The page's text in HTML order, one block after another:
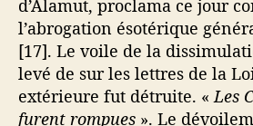
d’Alamut, proclama ce jour
l’abrogation ésotérique
[17]. Le voile de la
levé de sur les lettres de la
extérieure fut détruite. «Les
furent rompues ». Le